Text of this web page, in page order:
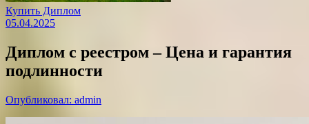
Купить Диплом
05.04.2025
Диплом с реестром – Цена и гарантия
подлинности
Опубликовал: admin